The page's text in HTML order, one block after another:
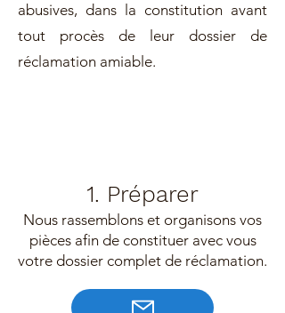
1. Préparer
Nous rassemblons et organisons vos
pièces afin de constituer avec vous
votre dossier complet de réclamation.
abusives, dans la constitution avant
tout procès de leur dossier de
réclamation amiable.